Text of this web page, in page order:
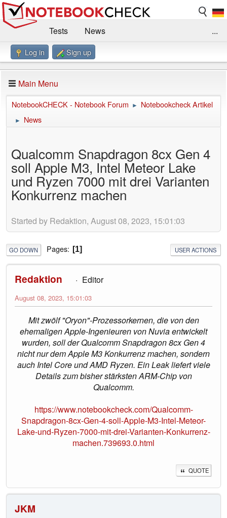
Tests
News
Benchmarks / Technik
Forum
Impressum
...
Log in Sign up
Main Menu
NotebookCHECK - Notebook Forum ► Notebookcheck Artikel
► News
Qualcomm Snapdragon 8cx Gen 4
soll Apple M3, Intel Meteor Lake
und Ryzen 7000 mit drei Varianten
Konkurrenz machen
Started by Redaktion, August 08, 2023, 15:01:03
GO DOWN Pages 1 USER ACTIONS
Redaktion Editor
August 08, 2023, 15:01:03
Mit zwölf "Oryon"-Prozessorkernen, die von den
ehemaligen Apple-Ingenieuren von Nuvia entwickelt
wurden, soll der Qualcomm Snapdragon 8cx Gen 4
nicht nur dem Apple M3 Konkurrenz machen, sondern
auch Intel Core und AMD Ryzen. Ein Leak liefert viele
Details zum bisher stärksten ARM-Chip von
Qualcomm.
https://www.notebookcheck.com/Qualcomm-
Snapdragon-8cx-Gen-4-soll-Apple-M3-Intel-Meteor-
Lake-und-Ryzen-7000-mit-drei-Varianten-Konkurrenz-
machen.739693.0.html
QUOTE
JKM